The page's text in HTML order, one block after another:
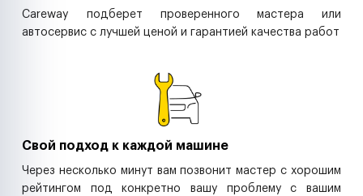
Careway подберет проверенного мастера или
автосервис с лучшей ценой и гарантией качества работ
Свой подход к каждой машине
Через несколько минут вам позвонит мастер с хорошим
рейтингом под конкретно вашу проблему с вашим